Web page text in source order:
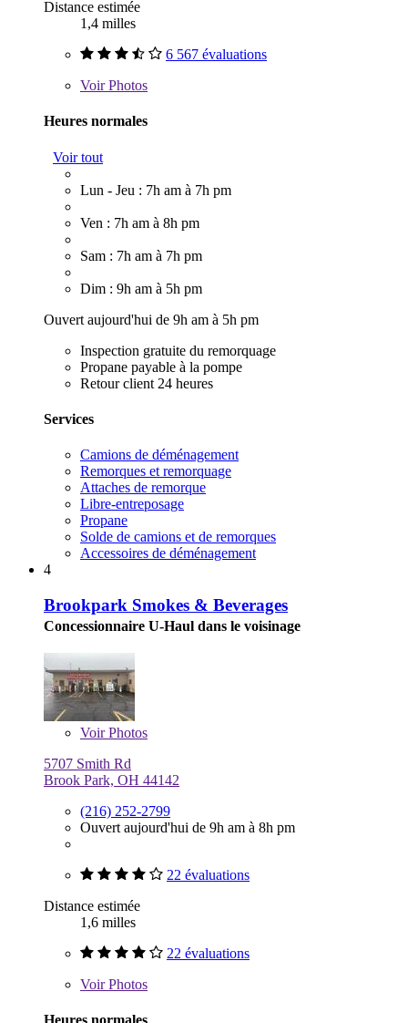
Distance estimée
1,4 milles
6 567 évaluations
VoirPhotos
Heures normales
Voir tout
Lun - Jeu : 7h am à 7h pm
Ven : 7h am à 8h pm
Sam : 7h am à 7h pm
Dim : 9h am à 5h pm
Ouvert aujourd'hui de 9h am à 5h pm
Inspection gratuite du remorquage
Propane payable à la pompe
Retour client 24 heures
Services
Camions de déménagement
Remorques et remorquage
Attaches de remorque
Libre-entreposage
Propane
Solde de camions et de remorques
Accessoires de déménagement
4
Brookpark Smokes & Beverages
Concessionnaire U-Haul dans le voisinage
VoirPhotos
5707 Smith Rd
Brook Park, OH 44142
(216) 252-2799
Ouvert aujourd'hui de 9h am à 8h pm
22 évaluations
Distance estimée
1,6 milles
22 évaluations
VoirPhotos
Heures normales